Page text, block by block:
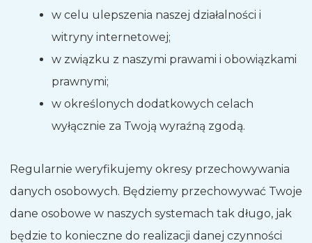
w celu ulepszenia naszej działalności i
witryny internetowej;
w związku z naszymi prawami i obowiązkami
prawnymi;
w określonych dodatkowych celach
wyłącznie za Twoją wyraźną zgodą.
Regularnie weryfikujemy okresy przechowywania
danych osobowych. Będziemy przechowywać Twoje
dane osobowe w naszych systemach tak długo, jak
będzie to konieczne do realizacji danej czynności